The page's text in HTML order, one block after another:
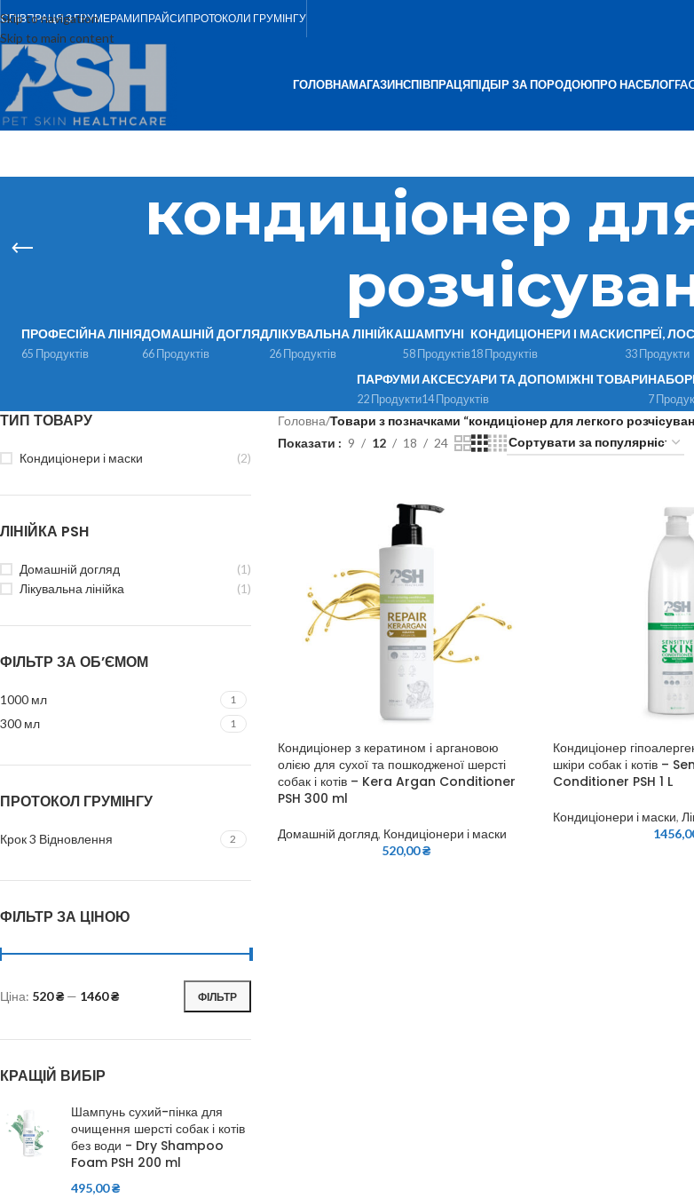
Skip to navigation
Skip to main content
СПІВПРАЦЯ З ГРУМЕРАМИПРАЙСИПРОТОКОЛИ ГРУМІНГУ
ГОЛОВНАМАГАЗИНСПІВПРАЦЯПІДБІР ЗА ПОРОДОЮПРО НАСБЛОГ
кондиціонер
ПРОФЕСІЙНА ЛІНІЯ
65 Продуктів
ДОМАШНІЙ ДОГЛЯД
66 Продуктів
ЛІКУВАЛЬНА ЛІНІЙКА
26 Продуктів
ШАМПУНІ
58 Продуктів
КОНДИЦІОНЕРИ І МАСКИ
18 Продуктів
СПРЕЇ,
33 Продукти
ПАРФУМИ
22 Продукти
АКСЕСУАРИ ТА ДОПОМІЖНІ ТОВАРИ
14 Продуктів 7
ТИП ТОВАРУ
Кондиціонери і маски (2)
ЛІНІЙКА PSH
Домашній догляд
(1)
Лікувальна лінійка
(1)
ФІЛЬТР ЗА ОБ’ЄМОМ
1000 мл 1
300 мл 1
ПРОТОКОЛ ГРУМІНГУ
Крок 3 Відновлення 2
ФІЛЬТР ЗА ЦІНОЮ
ФІЛЬТР
Ціна: 520 ₴ — 1460 ₴
КРАЩІЙ ВИБІР
Шампунь сухий-пінка для
очищення шерсті собак і котів
без води - Dry Shampoo
Foam PSH 200 ml
495,00₴
Головна/Товари з позначками “кондиціонер для легкого
Показати
9 12 18 24
Кондиціонер з кератином і аргановою
олією для сухої та пошкодженої шерсті
собак і котів – Kera Argan Conditioner
PSH 300 ml
Домашній догляд, Кондиціонери і маски
520,00₴
Кондиціонер
шкіри собак і котів –
Conditioner PSH 1 L
Кондиціонери і маски,